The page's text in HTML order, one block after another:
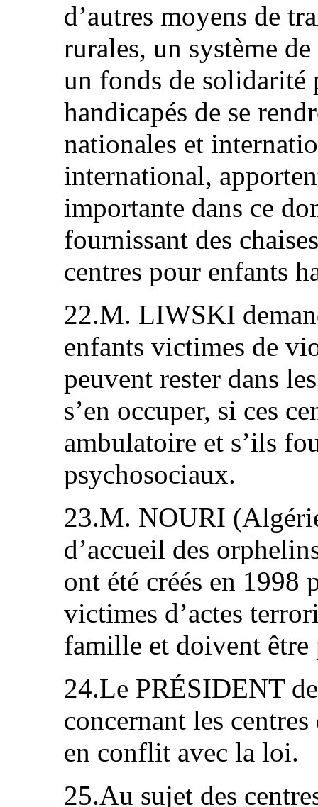
d’autres moyens de
rurales, un système
un fonds de solidarité
handicapés de se
nationales et
international,
importante dans ce
fournissant des
centres pour enfants
22.M. LIWSKI
enfants victimes de
peuvent rester dans
s’en occuper, si ces
ambulatoire et s’ils
psychosociaux.
23.M. NOURI
d’accueil des
ont été créés en 1998
victimes d’actes
famille et doivent être
24.Le PRÉSIDENT
concernant les
en conflit avec la loi.
25.Au sujet des